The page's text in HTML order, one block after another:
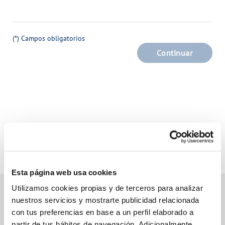
Esta página web usa cookies
Utilizamos cookies propias y de terceros para analizar
nuestros servicios y mostrarte publicidad relacionada
con tus preferencias en base a un perfil elaborado a
(*) Campos obligatorios
Continuar
Gestiones online